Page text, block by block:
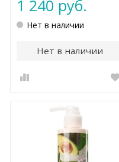
1 240 руб.
Нет в наличии
Нет в наличии